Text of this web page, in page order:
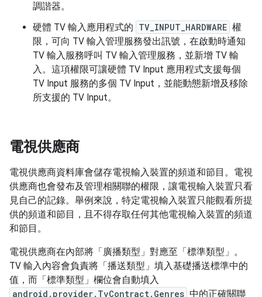
調諧器。
硬體 TV 輸入應用程式的 TV_INPUT_HARDWARE 權
限，可向 TV 輸入管理服務發出訊號，在啟動時通知
TV 輸入服務呼叫 TV 輸入管理服務，並新增 TV 輸
入。這項權限可讓硬體 TV Input 應用程式支援每個
TV Input 服務的多個 TV Input，並能動態新增及移除
所支援的 TV Input。
電視供應商
電視供應商資料庫會儲存電視輸入裝置的頻道和節目。電視
供應商也會發布及管理相關聯的權限，讓電視輸入裝置只看
見自己的記錄。舉例來說，特定電視輸入裝置只能觀看所提
供的頻道和節目，且不得存取任何其他電視輸入裝置的頻道
和節目。
電視供應商在內部將「廣播類型」對應至「標準類型」。
TV 輸入內容會負責將「播送類型」填入基礎播送標準中的
值，而「標準類型」欄位會自動填入
android.provider.TvContract.Genres 中的正確關聯